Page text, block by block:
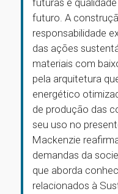
futuras e
futuro. A
responsabilidade
das ações
materiais com
pela arquitetura
energético
de produção das
seu uso no
Mackenzie
demandas da
que aborda
relacionados à